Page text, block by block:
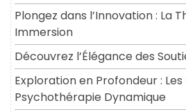
Plongez dans l’Innovation : La
Immersion
Découvrez l’Élégance des
Exploration en Profondeur :
Psychothérapie Dynamique